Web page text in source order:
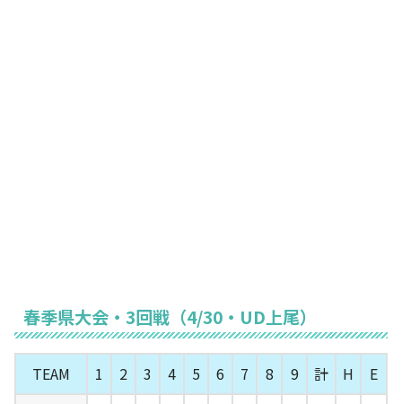
春季県大会・3回戦（4/30・UD上尾）
TEAM 1 2 3 4 5 6 7 8 9 計 H
E